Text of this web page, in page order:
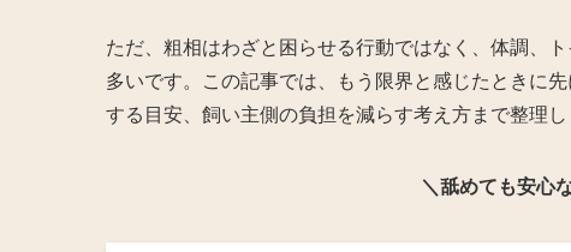
ただ、粗相はわざと困らせる行動ではなく、体調、
多いです。この記事では、もう限界と感じたときに
する目安、飼い主側の負担を減らす考え方まで整理し
＼舐めても安心